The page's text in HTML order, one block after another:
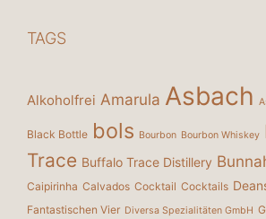
TAGS
Alkoholfrei Amarula Asbach
Black Bottle bols Bourbon Bourbon Whiskey
Trace Buffalo Trace Distillery
Caipirinha Calvados Cocktail Cocktails
Fantastischen Vier Diversa Spezialitäten GmbH